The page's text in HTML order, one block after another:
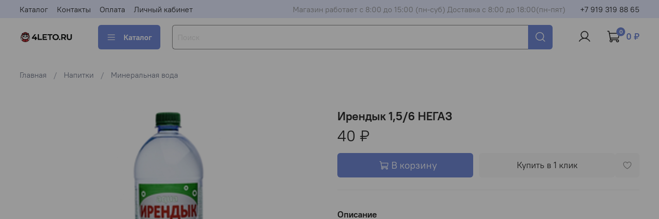
Каталог Контакты Оплата Личный кабинет Магазин работает с 8:00 до 15:00 (пн-суб) Доставка с 8:00 до 18:00(пн-пят) +7 919 319 88 65
Каталог
0 0 ₽
Главная Напитки Минеральная вода
Ирендык 1,5/6 НЕГАЗ
40 ₽
В корзину Купить в 1 клик
Описание